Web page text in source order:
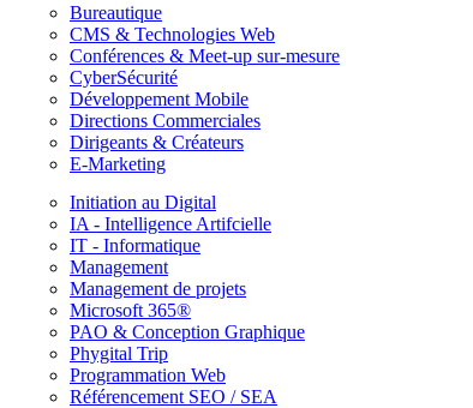
Bureautique
CMS & Technologies Web
Conférences & Meet-up sur-mesure
CyberSécurité
Développement Mobile
Directions Commerciales
Dirigeants & Créateurs
E-Marketing
Initiation au Digital
IA - Intelligence Artifcielle
IT - Informatique
Management
Management de projets
Microsoft 365®
PAO & Conception Graphique
Phygital Trip
Programmation Web
Référencement SEO / SEA